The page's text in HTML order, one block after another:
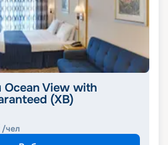
View with
(XB)
/чел